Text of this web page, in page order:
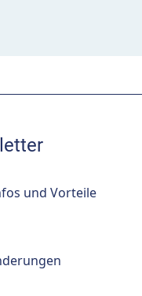
und Vorteile